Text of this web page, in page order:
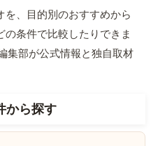
、目的別のおすすめから
条件で比較したりできま
集部が公式情報と独自取材
から探す